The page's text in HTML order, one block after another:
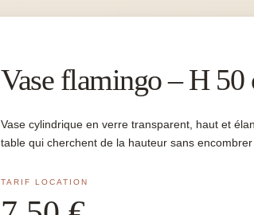
Vase flamingo – H 50
Vase cylindrique en verre transparent, haut et
table qui cherchent de la hauteur sans